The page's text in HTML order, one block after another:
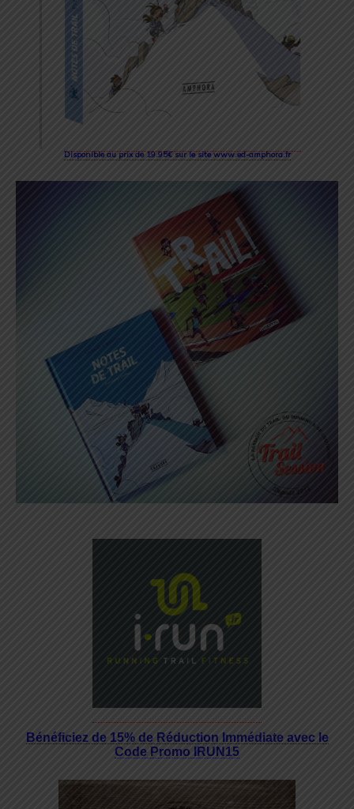
Disponible au prix de 19.95€ sur le site www.ed-amphora.fr
Bénéficiez de 15% de Réduction Immédiate avec le
Code Promo IRUN15